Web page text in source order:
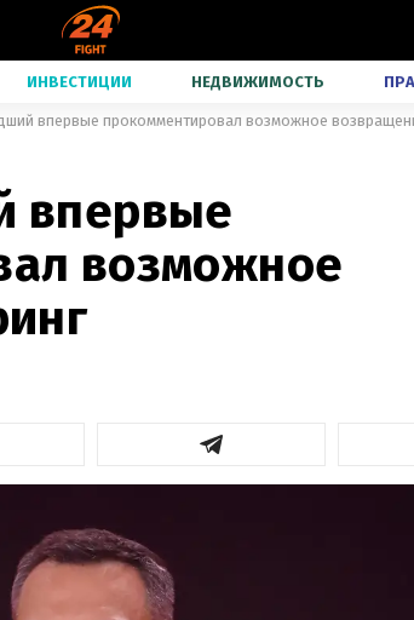
ИНВЕСТИЦИИ НЕДВИЖИМОСТЬ
впервые прокомментировал возможное
впервые
возможное